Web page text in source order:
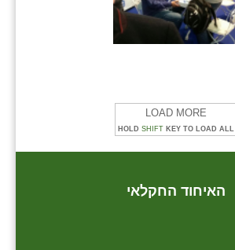
LOAD MORE
HOLD SHIFT KEY TO LOAD ALL
האיחוד החקלאי